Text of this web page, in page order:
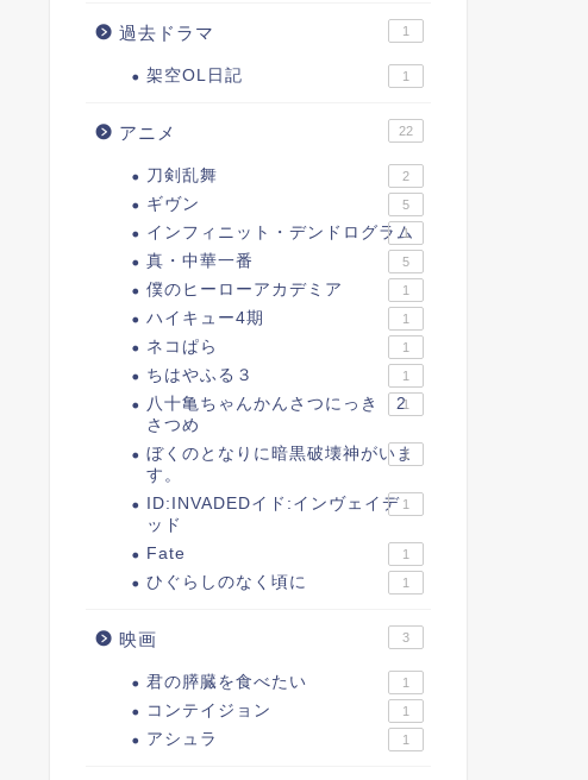
過去ドラマ 1
架空OL日記 1
アニメ 22
刀剣乱舞 2
ギヴン 5
インフィニット・デンドログラム
1
真・中華一番 5
僕のヒーローアカデミア 1
ハイキュー4期 1
ネコぱら 1
ちはやふる３ 1
八十亀ちゃんかんさつにっき 2
さつめ
1
ぼくのとなりに暗黒破壊神がいま
す。
1
ID:INVADEDイド:インヴェイデ
ッド
1
Fate 1
ひぐらしのなく頃に 1
映画 3
君の膵臓を食べたい 1
コンテイジョン 1
アシュラ 1